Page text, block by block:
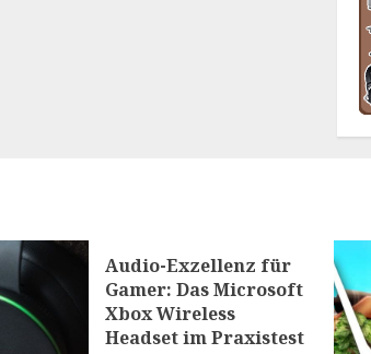
Audio-Exzellenz für
Gamer: Das Microsoft
Xbox Wireless
Headset im Praxistest